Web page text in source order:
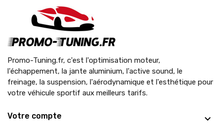
Promo-Tuning.fr, c'est l'optimisation moteur,
l'échappement, la jante aluminium, l'active sound, le
freinage, la suspension, l'aérodynamique et l'esthétique pour
votre véhicule sportif aux meilleurs tarifs.
Votre compte